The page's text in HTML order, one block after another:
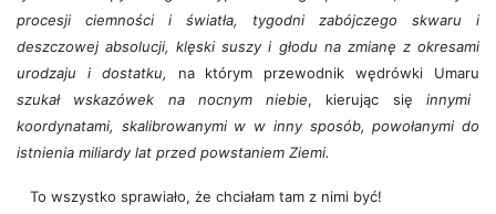
procesji ciemności i światła, tygodni zabójczego skwaru i
deszczowej absolucji, klęski suszy i głodu na zmianę z okresami
urodzaju i dostatku, na którym przewodnik wędrówki Umaru
szukał wskazówek na nocnym niebie, kierując się innymi
koordynatami, skalibrowanymi w w inny sposób, powołanymi do
istnienia miliardy lat przed powstaniem Ziemi.
To wszystko sprawiało, że chciałam tam z nimi być!